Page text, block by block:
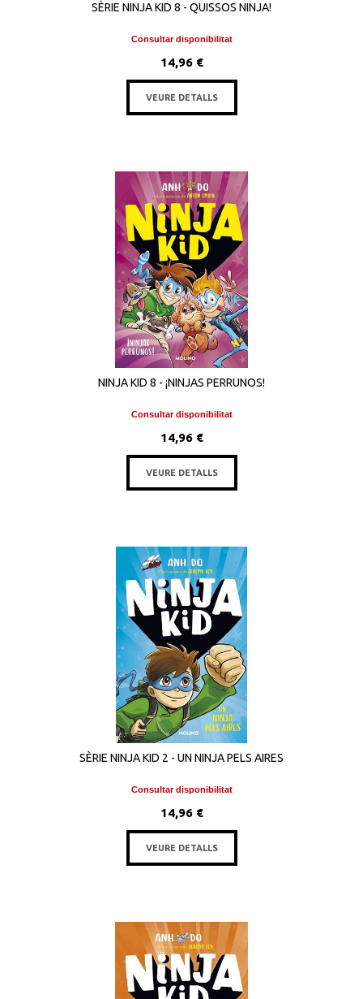
SÈRIE NINJA KID 8 - QUISSOS NINJA!
Consultar disponibilitat
14,96 €
VEURE DETALLS
NINJA KID 8 - ¡NINJAS PERRUNOS!
Consultar disponibilitat
14,96 €
VEURE DETALLS
SÈRIE NINJA KID 2 - UN NINJA PELS AIRES
Consultar disponibilitat
14,96 €
VEURE DETALLS